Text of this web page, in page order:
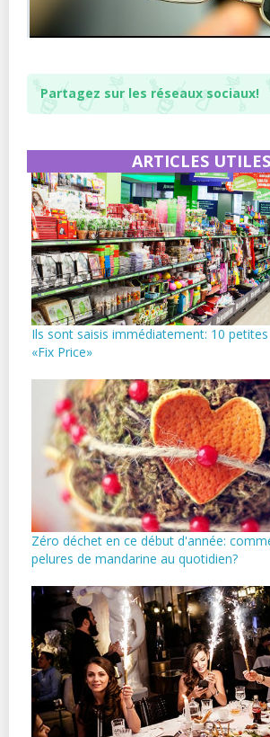
Partagez sur les réseaux sociaux!
ARTICLES UTILES
Ils sont saisis immédiatement: 10
«Fix Price»
Zéro déchet en ce début d'année:
pelures de mandarine au quotidien?